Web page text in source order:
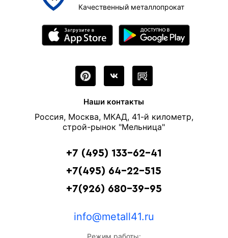
Качественный металлопрокат
Наши контакты
Россия, Москва, МКАД, 41-й километр,
строй-рынок "Мельница"
+7 (495) 133-62-41
+7(495) 64-22-515
+7(926) 680-39-95
info@metall41.ru
Режим работы: